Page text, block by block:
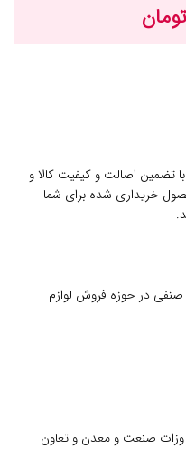
تضمین اصالت و کیفیت کالا و
خریداری شده برای شما
صنفی در حوزه فروش لوازم
وزات صنعت و معدن و تعاون